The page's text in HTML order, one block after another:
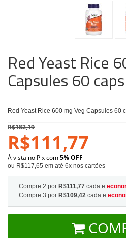
Red Yeast Rice
Capsules 60
Red Yeast Rice 600 mg Veg Capsules 60
R$182,19
R$111,77
À vista no Pix com5% OFF
ou R$117,65 em até 6x nos cartões
Compre 2 por R$111,77 cada e
Compre 3 por R$109,42 cada e